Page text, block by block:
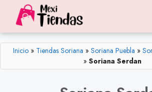
contenido
Inicio » Tiendas Soriana » Soriana Puebla »
» Soriana Serdan